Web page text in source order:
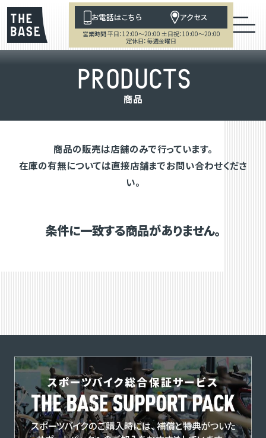
お電話はこちら アクセス
営業時間 平日：12:00～20:00 土日祝：10:00～20:00
定休日：毎週金曜日
PRODUCTS
商品
商品の販売は店舗のみで行っています。
在庫の有無については直接店舗までお問い合わせくださ
い。
条件に一致する商品がありません。